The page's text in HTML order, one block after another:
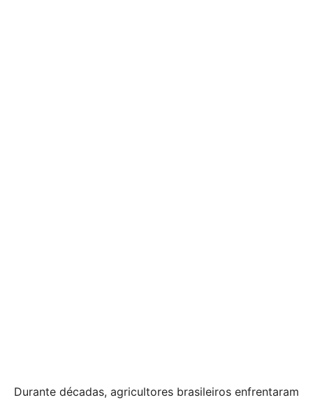
Durante décadas, agricultores brasileiros enfrentaram